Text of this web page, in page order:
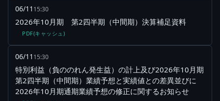
06/11 15:30
2026年10月期 第2四半期（中間期）決算補足資料
PDF(キャッシュ)
06/11 15:30
特別利益（負ののれん発生益）の計上及び2026年10月期
第2四半期（中間期）業績予想と実績値との差異並びに
2026年10月期通期業績予想の修正に関するお知らせ